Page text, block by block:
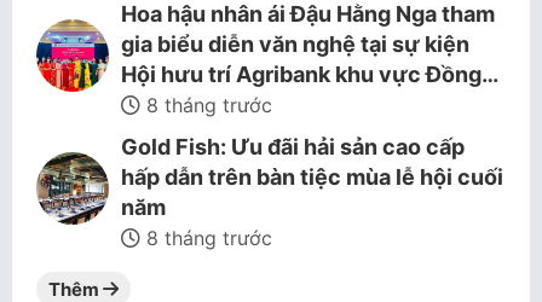
Hoa hậu nhân ái Đậu Hằng Nga tham
gia biểu diễn văn nghệ tại sự kiện
Hội hưu trí Agribank khu vực Đồng…
8 tháng trước
Gold Fish: Ưu đãi hải sản cao cấp
hấp dẫn trên bàn tiệc mùa lễ hội cuối
năm
8 tháng trước
Thêm